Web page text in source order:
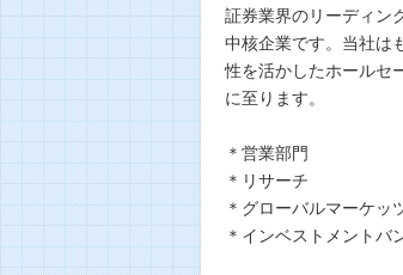
証券業界のリーディン
中核企業です。当社は
性を活かしたホールセ
に至ります。
＊営業部門
＊リサーチ
＊グローバルマーケッ
＊インベストメントバ